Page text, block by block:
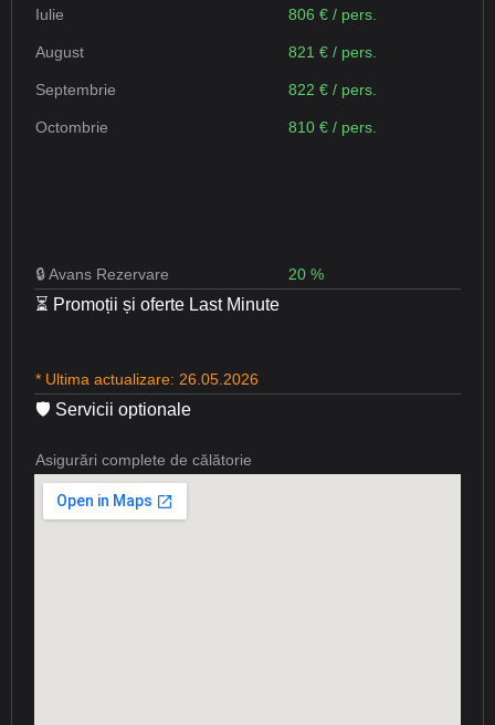
Iulie 806 € / pers.
August 821 € / pers.
Septembrie 822 € / pers.
Octombrie 810 € / pers.
🔒 Avans Rezervare 20 %
⏳ Promoții și oferte Last Minute
* Ultima actualizare: 26.05.2026
🛡 Servicii optionale
Asigurări complete de călătorie